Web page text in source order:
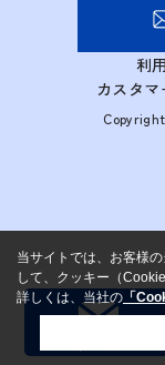
利
カスタ
当サイトでは、お客様
して、クッキー（
詳しくは、当社の 「